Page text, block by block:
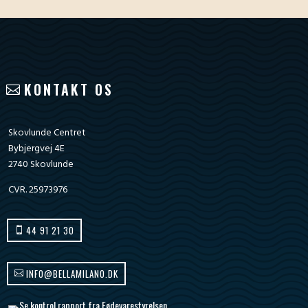
KONTAKT OS
Skovlunde Centret
Bybjergvej 4E
2740 Skovlunde
CVR. 25973976
44 91 21 30
INFO@BELLAMILANO.DK